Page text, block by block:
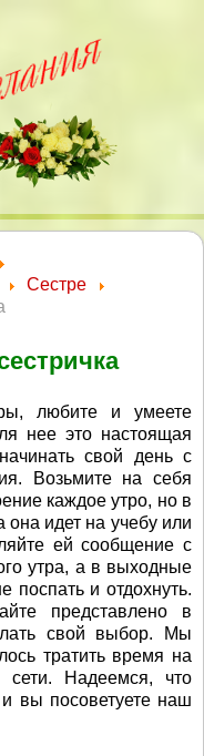
Сестре
любите и умеете
нее это настоящая
свой день с
Возьмите на себя
каждое утро, но в
она идет на учебу или
ей сообщение с
утра, а в выходные
поспать и отдохнуть.
представлено в
свой выбор. Мы
тратить время на
сети. Надеемся, что
вы посоветуете наш